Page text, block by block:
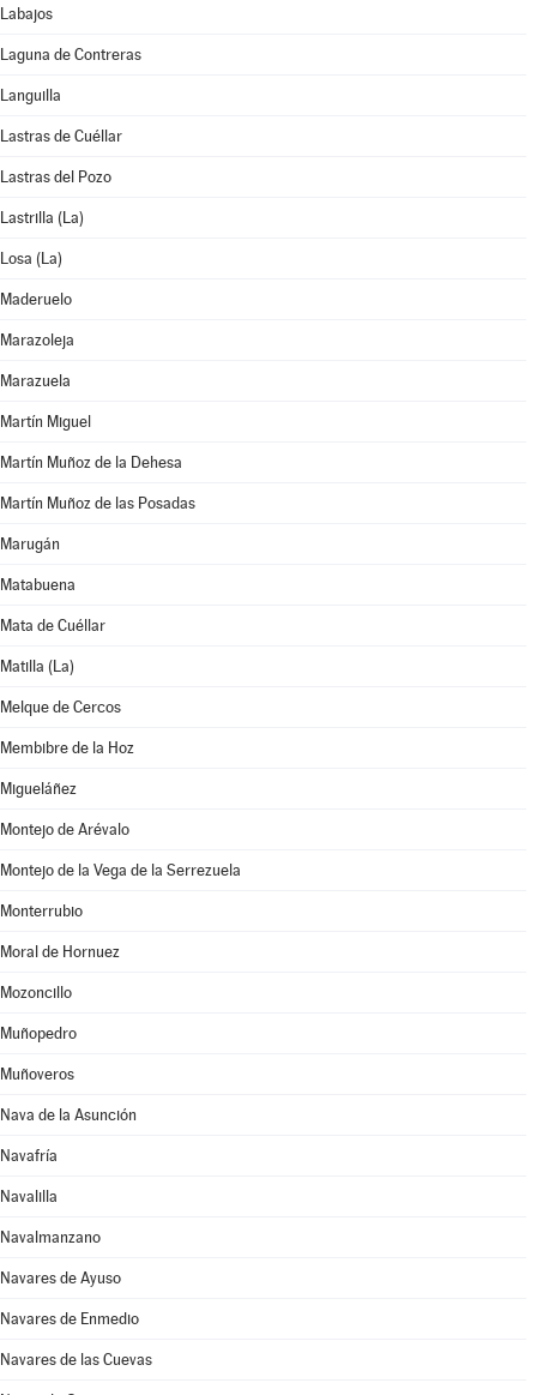
Labajos
Laguna de Contreras
Languilla
Lastras de Cuéllar
Lastras del Pozo
Lastrilla (La)
Losa (La)
Maderuelo
Marazoleja
Marazuela
Martín Miguel
Martín Muñoz de la Dehesa
Martín Muñoz de las Posadas
Marugán
Matabuena
Mata de Cuéllar
Matilla (La)
Melque de Cercos
Membibre de la Hoz
Migueláñez
Montejo de Arévalo
Montejo de la Vega de la Serrezuela
Monterrubio
Moral de Hornuez
Mozoncillo
Muñopedro
Muñoveros
Nava de la Asunción
Navafría
Navalilla
Navalmanzano
Navares de Ayuso
Navares de Enmedio
Navares de las Cuevas